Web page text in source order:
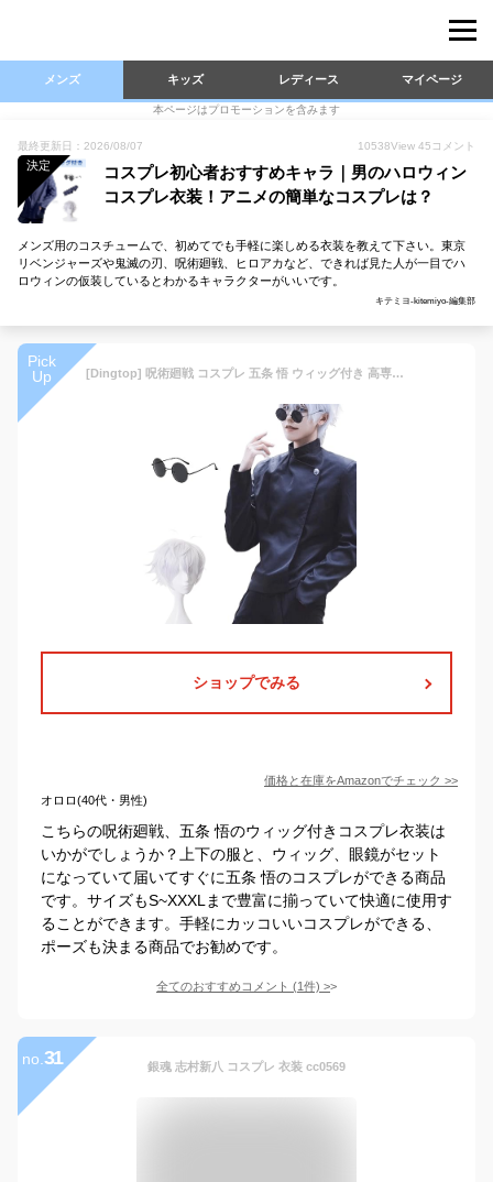
メンズ キッズ レディース マイページ
本ページはプロモーションを含みます
最終更新日：2026/08/07 10538View 45 コメント
決定
コスプレ初心者おすすめキャラ｜男のハロウィン
コスプレ衣装！アニメの簡単なコスプレは？
メンズ用のコスチュームで、初めてでも手軽に楽しめる衣装を教えて下さい。東京
リベンジャーズや鬼滅の刃、呪術廻戦、ヒロアカなど、できれば見た人が一目でハ
ロウィンの仮装しているとわかるキャラクターがいいです。
キテミヨ-kitemiyo-編集部
Pick
Up
[Dingtop] 呪術廻戦 コスプレ 五条 悟 ウィッグ付き 高専時代 Cosplay コスチューム 衣装 クリスマス ハロウィン 学園祭 イベント パーティー 誕生日 (L, 五条 悟（高専） ウィッグ付き)
ショップでみる
価格と在庫をAmazonでチェック >>
オロロ(40代・男性)
こちらの呪術廻戦、五条 悟のウィッグ付きコスプレ衣装は
いかがでしょうか？上下の服と、ウィッグ、眼鏡がセット
になっていて届いてすぐに五条 悟のコスプレができる商品
です。サイズもS~XXXLまで豊富に揃っていて快適に使用す
ることができます。手軽にカッコいいコスプレができる、
ポーズも決まる商品でお勧めです。
全てのおすすめコメント (1件) >
no. 31 銀魂 志村新八 コスプレ 衣装 cc0569